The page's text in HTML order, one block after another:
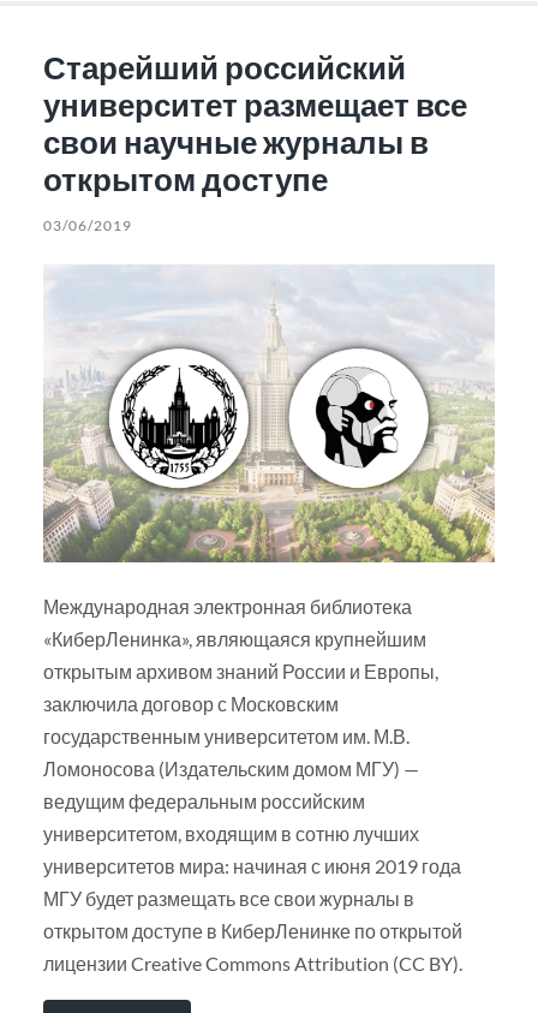
Старейший российский
университет размещает все
свои научные журналы в
открытом доступе
03/06/2019
Международная электронная библиотека
«КиберЛенинка», являющаяся крупнейшим
открытым архивом знаний России и Европы,
заключила договор с Московским
государственным университетом им. М.В.
Ломоносова (Издательским домом МГУ) —
ведущим федеральным российским
университетом, входящим в сотню лучших
университетов мира: начиная с июня 2019 года
МГУ будет размещать все свои журналы в
открытом доступе в КиберЛенинке по открытой
лицензии Creative Commons Attribution (CC BY).